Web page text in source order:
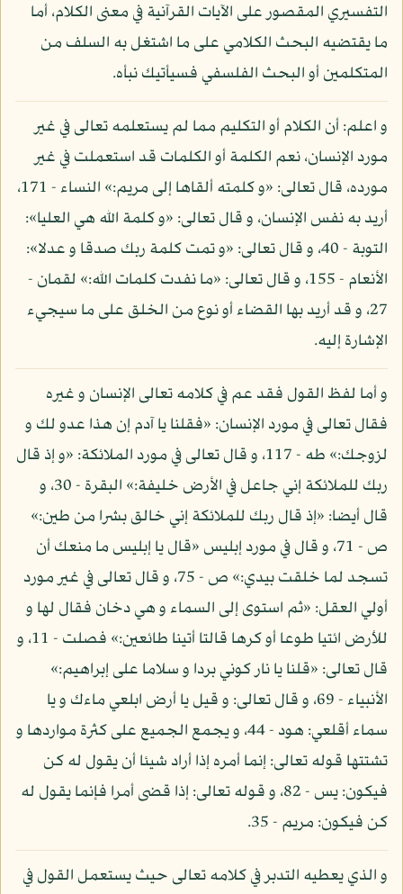
التفسيري المقصور على الآيات القرآنية في معنى الكلام، أما
ما يقتضيه البحث الكلامي على ما اشتغل به السلف من
المتكلمين أو البحث الفلسفي فسيأتيك نبأه.
و اعلم: أن الكلام أو التكليم مما لم يستعلمه تعالى في غير
مورد الإنسان، نعم الكلمة أو الكلمات قد استعملت في غير
مورده، قال تعالى: «و كلمته ألقاها إلى مريم:» النساء - 171،
أريد به نفس الإنسان، و قال تعالى: «و كلمة الله هي العليا»:
التوبة - 40، و قال تعالى: «و تمت كلمة ربك صدقا و عدلا»:
الأنعام - 155، و قال تعالى: «ما نفدت كلمات الله:» لقمان -
27، و قد أريد بها القضاء أو نوع من الخلق على ما سيجيء
الإشارة إليه.
و أما لفظ القول فقد عم في كلامه تعالى الإنسان و غيره
فقال تعالى في مورد الإنسان: «فقلنا يا آدم إن هذا عدو لك و
لزوجك:» طه - 117، و قال تعالى في مورد الملائكة: «و إذ قال
ربك للملائكة إني جاعل في الأرض خليفة:» البقرة - 30، و
قال أيضا: «إذ قال ربك للملائكة إني خالق بشرا من طين:»
ص - 71، و قال في مورد إبليس «قال يا إبليس ما منعك أن
تسجد لما خلقت بيدي:» ص - 75، و قال تعالى في غير مورد
أولي العقل: «ثم استوى إلى السماء و هي دخان فقال لها و
للأرض ائتيا طوعا أو كرها قالتا أتينا طائعين:» فصلت - 11، و
قال تعالى: «قلنا يا نار كوني بردا و سلاما على إبراهيم:»
الأنبياء - 69، و قال تعالى: و قيل يا أرض ابلعي ماءك و يا
سماء أقلعي: هود - 44، و يجمع الجميع على كثرة مواردها و
تشتتها قوله تعالى: إنما أمره إذا أراد شيئا أن يقول له كن
فيكون: يس - 82، و قوله تعالى: إذا قضى أمرا فإنما يقول له
كن فيكون: مريم - 35.
و الذي يعطيه التدبر في كلامه تعالى حيث يستعمل القول في